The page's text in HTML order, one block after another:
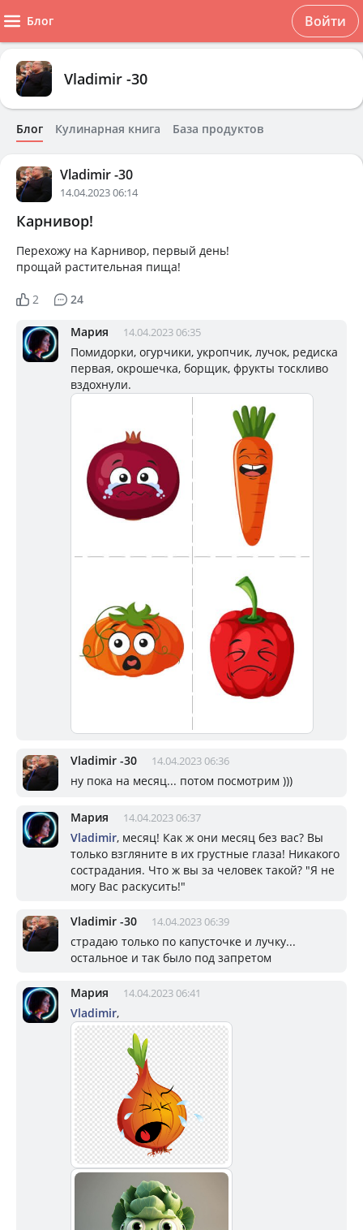
Блог Войти
Vladimir -30
Блог Кулинарная книга База продуктов
Vladimir -30
14.04.2023 06:14
Карнивор!
Перехожу на Карнивор, первый день!
прощай растительная пища!
2 24
Мария 14.04.2023 06:35
Помидорки, огурчики, укропчик, лучок, редиска
первая, окрошечка, борщик, фрукты тоскливо
вздохнули.
Vladimir -30 14.04.2023 06:36
ну пока на месяц... потом посмотрим )))
Мария 14.04.2023 06:37
Vladimir, месяц! Как ж они месяц без вас? Вы
только взгляните в их грустные глаза! Никакого
сострадания. Что ж вы за человек такой? "Я не
могу Вас раскусить!"
Vladimir -30 14.04.2023 06:39
страдаю только по капусточке и лучку...
остальное и так было под запретом
Мария 14.04.2023 06:41
Vladimir,